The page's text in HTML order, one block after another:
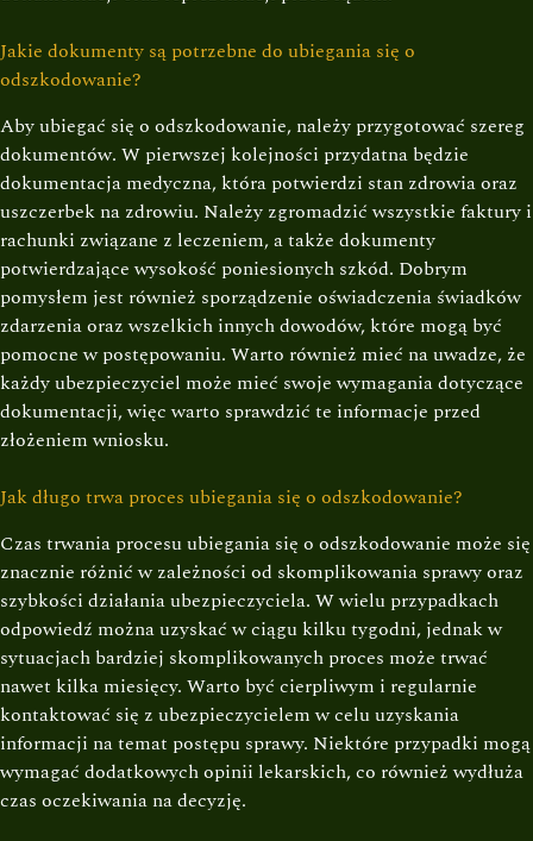
Jakie dokumenty są potrzebne do ubiegania się o
odszkodowanie?
Aby ubiegać się o odszkodowanie, należy przygotować szereg
dokumentów. W pierwszej kolejności przydatna będzie
dokumentacja medyczna, która potwierdzi stan zdrowia oraz
uszczerbek na zdrowiu. Należy zgromadzić wszystkie faktury i
rachunki związane z leczeniem, a także dokumenty
potwierdzające wysokość poniesionych szkód. Dobrym
pomysłem jest również sporządzenie oświadczenia świadków
zdarzenia oraz wszelkich innych dowodów, które mogą być
pomocne w postępowaniu. Warto również mieć na uwadze, że
każdy ubezpieczyciel może mieć swoje wymagania dotyczące
dokumentacji, więc warto sprawdzić te informacje przed
złożeniem wniosku.
Jak długo trwa proces ubiegania się o odszkodowanie?
Czas trwania procesu ubiegania się o odszkodowanie może się
znacznie różnić w zależności od skomplikowania sprawy oraz
szybkości działania ubezpieczyciela. W wielu przypadkach
odpowiedź można uzyskać w ciągu kilku tygodni, jednak w
sytuacjach bardziej skomplikowanych proces może trwać
nawet kilka miesięcy. Warto być cierpliwym i regularnie
kontaktować się z ubezpieczycielem w celu uzyskania
informacji na temat postępu sprawy. Niektóre przypadki mogą
wymagać dodatkowych opinii lekarskich, co również wydłuża
czas oczekiwania na decyzję.